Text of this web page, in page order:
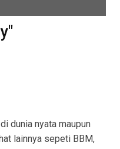
dunia nyata maupun
lainnya sepeti BBM,